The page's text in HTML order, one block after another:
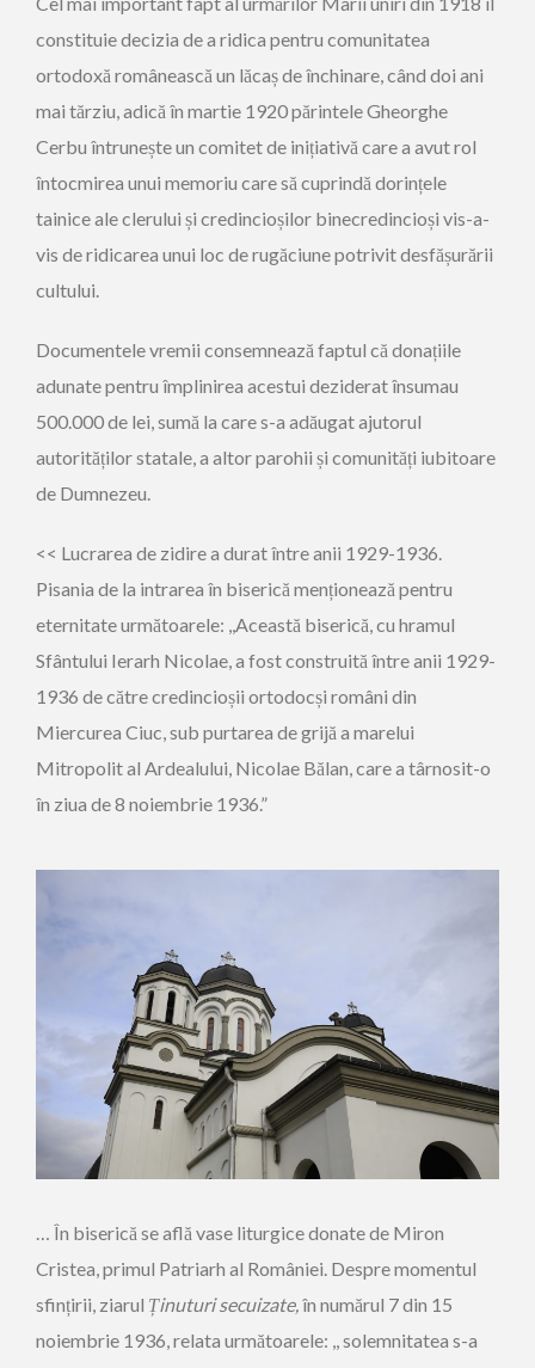
constituie decizia de a ridica pentru comunitatea
ortodoxă românească un lăcaș de închinare, când doi ani
mai tărziu, adică în martie 1920 părintele Gheorghe
Cerbu întrunește un comitet de inițiativă care a avut rol
întocmirea unui memoriu care să cuprindă dorințele
tainice ale clerului și credincioșilor binecredincioși vis-a-
vis de ridicarea unui loc de rugăciune potrivit desfășurării
cultului.
Documentele vremii consemnează faptul că donațiile
adunate pentru împlinirea acestui deziderat însumau
500.000 de lei, sumă la care s-a adăugat ajutorul
autorităților statale, a altor parohii și comunități iubitoare
de Dumnezeu.
<< Lucrarea de zidire a durat între anii 1929-1936.
Pisania de la intrarea în biserică menționează pentru
eternitate următoarele: ,,Această biserică, cu hramul
Sfântului Ierarh Nicolae, a fost construită între anii 1929-
1936 de către credincioșii ortodocși români din
Miercurea Ciuc, sub purtarea de grijă a marelui
Mitropolit al Ardealului, Nicolae Bălan, care a târnosit-o
în ziua de 8 noiembrie 1936.”
… În biserică se află vase liturgice donate de Miron
Cristea, primul Patriarh al României. Despre momentul
sfințirii, ziarul Ținuturi secuizate,în numărul 7 din 15
noiembrie 1936, relata următoarele: ,, solemnitatea s-a